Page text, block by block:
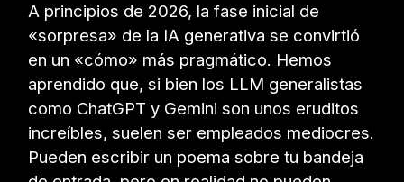
A principios de 2026, la fase inicial de
«sorpresa» de la IA generativa se convirtió
en un «cómo» más pragmático. Hemos
aprendido que, si bien los LLM generalistas
como ChatGPT y Gemini son unos eruditos
increíbles, suelen ser empleados mediocres.
Pueden escribir un poema sobre tu bandeja